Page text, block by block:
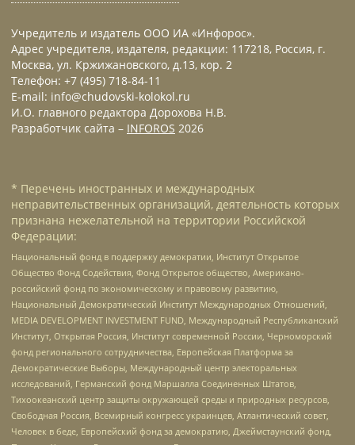
Учредитель и издатель ООО ИА «Инфорос».
Адрес учредителя, издателя, редакции: 117218, Россия, г.
Москва, ул. Кржижановского, д.13, кор. 2
Телефон: +7 (495) 718-84-11
E-mail: info@chudovski-kolokol.ru
И.О. главного редактора Дорохова Н.В.
Разработчик сайта – INFOROS 2026
* Перечень иностранных и международных
неправительственных организаций, деятельность которых
признана нежелательной на территории Российской
Федерации:
Национальный фонд в поддержку демократии, Институт Открытое
Общество Фонд Содействия, Фонд Открытое общество, Американо-
российский фонд по экономическому и правовому развитию,
Национальный Демократический Институт Международных Отношений,
MEDIA DEVELOPMENT INVESTMENT FUND, Международный Республиканский
Институт, Открытая Россия, Институт современной России, Черноморский
фонд регионального сотрудничества, Европейская Платформа за
Демократические Выборы, Международный центр электоральных
исследований, Германский фонд Маршалла Соединенных Штатов,
Тихоокеанский центр защиты окружающей среды и природных ресурсов,
Свободная Россия, Всемирный конгресс украинцев, Атлантический совет,
Человек в беде, Европейский фонд за демократию, Джеймстаунский фонд,